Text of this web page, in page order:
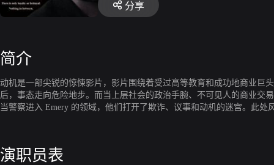
分享
简介
动机是一部尖锐的惊悚影片，影片围绕着受过高等教育和成功地商业巨
后，事态走向危险地步。而当上层社会的政治手腕、不可见人的商业交
当警察进入 Emery 的领域，他们打开了欺诈、议事和动机的迷宫。此处
演职员表